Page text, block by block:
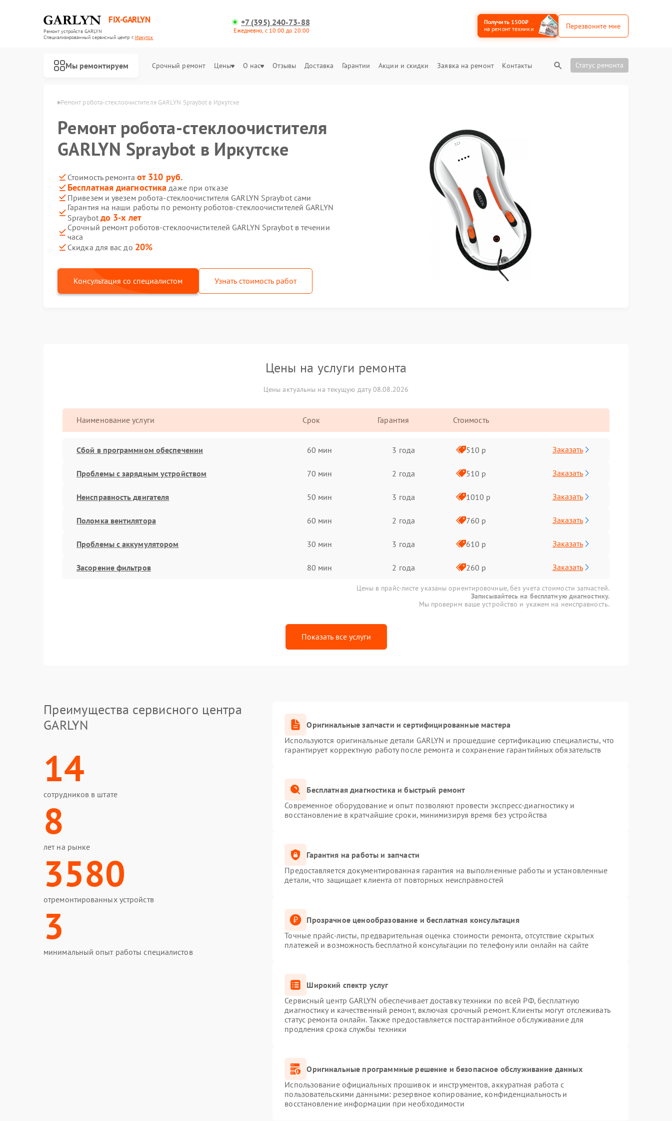
FIX-GARLYN
Ремонт устройств GARLYN
Специализированный cервисный центр г.Иркутск
+7 (395) 240-73-88
Ежедневно, с 10:00 до 20:00
Получить 1500₽
на ремонт техники
Перезвоните мне
Мы ремонтируем Срочный ремонт Цены О нас Отзывы Доставка Гарантии Акции и скидки Заявка на ремонт Контакты Статус ремонта
Ремонт робота-стеклоочистителя GARLYN Spraybot в Иркутске
Ремонт робота-стеклоочистителя
GARLYN Spraybot в Иркутске
Стоимость ремонта от 310 руб.
Бесплатная диагностика даже при отказе
Привезем и увезем робота-стеклоочистителя GARLYN Spraybot сами
Гарантия на наши работы по ремонту роботов-стеклоочистителей GARLYN
Spraybot до 3-х лет
Срочный ремонт роботов-стеклоочистителей GARLYN Spraybot в течении
часа
Скидка для вас до 20%
Консультация со специалистом Узнать стоимость работ
Цены на услуги ремонта
Цены актуальны на текущую дату 08.08.2026
Наименование услуги Срок Гарантия Стоимость
Сбой в программном обеспечении 60 мин 3 года 510 р Заказать
Проблемы с зарядным устройством 70 мин 2 года 510 р Заказать
Неисправность двигателя 50 мин 3 года 1010 р Заказать
Поломка вентилятора 60 мин 2 года 760 р Заказать
Проблемы с аккумулятором 30 мин 3 года 610 р Заказать
Засорение фильтров 80 мин 2 года 260 р Заказать
Цены в прайс-листе указаны ориентировочные, без учета стоимости запчастей.
Записывайтесь на бесплатную диагностику.
Мы проверим ваше устройство и укажем на неисправность.
Показать все услуги
Преимущества сервисного центра
GARLYN
14
сотрудников в штате
8
лет на рынке
3580
отремонтированных устройств
3
минимальный опыт работы специалистов
Оригинальные запчасти и сертифицированные мастера
Используются оригинальные детали GARLYN и прошедшие сертификацию специалисты, что
гарантирует корректную работу после ремонта и сохранение гарантийных обязательств
Бесплатная диагностика и быстрый ремонт
Современное оборудование и опыт позволяют провести экспресс-диагностику и
восстановление в кратчайшие сроки, минимизируя время без устройства
Гарантия на работы и запчасти
Предоставляется документированная гарантия на выполненные работы и установленные
детали, что защищает клиента от повторных неисправностей
Прозрачное ценообразование и бесплатная консультация
Точные прайс-листы, предварительная оценка стоимости ремонта, отсутствие скрытых
платежей и возможность бесплатной консультации по телефону или онлайн на сайте
Широкий спектр услуг
Сервисный центр GARLYN обеспечивает доставку техники по всей РФ, бесплатную
диагностику и качественный ремонт, включая срочный ремонт. Клиенты могут отслеживать
статус ремонта онлайн. Также предоставляется постгарантийное обслуживание для
продления срока службы техники
Оригинальные программные решение и безопасное обслуживание данных
Использование официальных прошивок и инструментов, аккуратная работа с
пользовательскими данными: резервное копирование, конфиденциальность и
восстановление информации при необходимости